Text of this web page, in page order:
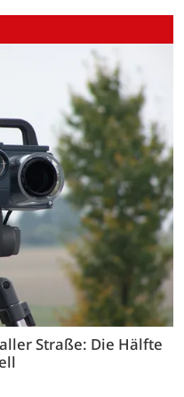
Straße: Die Hälfte